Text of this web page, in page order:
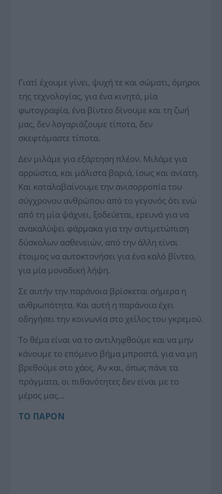
Γιατί έχουμε γίνει, ψυχή τε και σώματι, όμηροι
της τεχνολογίας, για ένα κινητό, μία
φωτογραφία, ένα βίντεο δίνουμε και τη ζωή
μας, δεν λογαριάζουμε τίποτα, δεν
σκεφτόμαστε τίποτα.
Δεν μιλάμε για εξάρτηση πλέον. Μιλάμε για
αρρώστια, και μάλιστα βαριά, ίσως και ανίατη.
Και καταλαβαίνουμε την ανισορροπία του
σύγχρονου ανθρώπου από το γεγονός ότι ενώ
από τη μία ψάχνει, ξοδεύεται, ερευνά για να
ανακαλύψει φάρμακα για την αντιμετώπιση
δύσκολων ασθενειών, από την άλλη είναι
έτοιμος να αυτοκτονήσει για ένα καλό βίντεο,
για μία μοναδική λήψη.
Σε αυτήν την παράνοια βρίσκεται σήμερα η
ανθρωπότητα. Και αυτή η παράνοια έχει
οδηγήσει την κοινωνία στο χείλος του γκρεμού.
Το θέμα είναι να το αντιληφθούμε και να μην
κάνουμε το επόμενο βήμα μπροστά, για να μη
βρεθούμε στο χάος. Αν και, όπως πάνε τα
πράγματα, οι πιθανότητες δεν είναι με το
μέρος μας…
ΤΟ ΠΑΡΟΝ